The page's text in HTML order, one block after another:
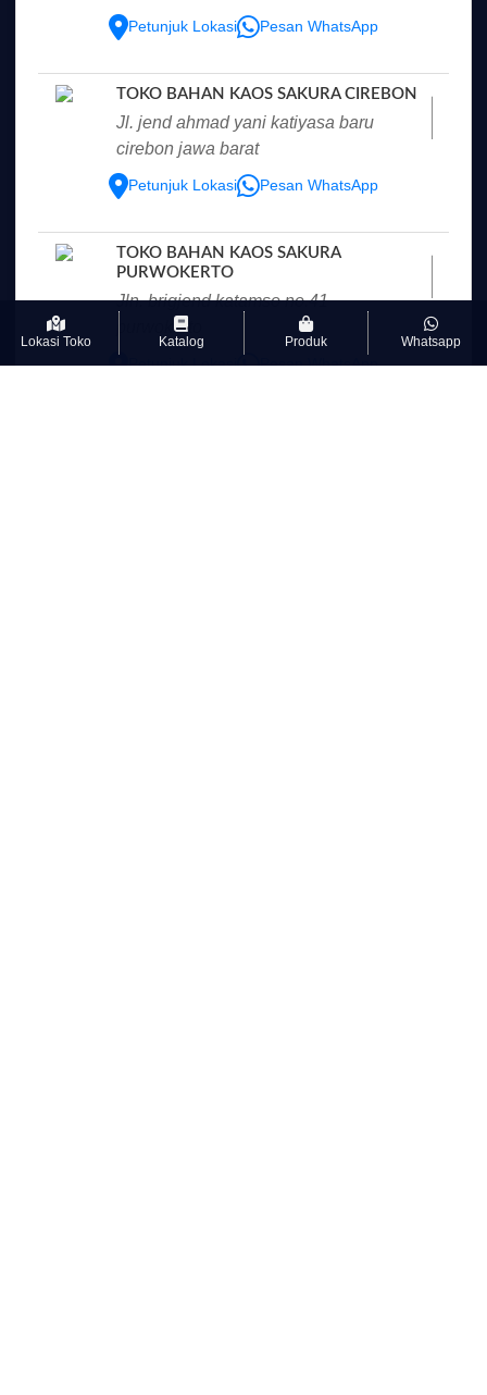
Petunjuk Lokasi Pesan WhatsApp
TOKO BAHAN KAOS SAKURA CIREBON
jl. jend ahmad yani katiyasa baru
cirebon jawa barat
Petunjuk Lokasi Pesan WhatsApp
TOKO BAHAN KAOS SAKURA
PURWOKERTO
jln. brigjend katamso no.41
purwokerto
Petunjuk Lokasi Pesan WhatsApp
Lokasi Toko Katalog Produk Whatsapp